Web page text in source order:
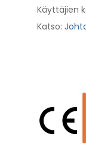
Käyttäjien
Katso: